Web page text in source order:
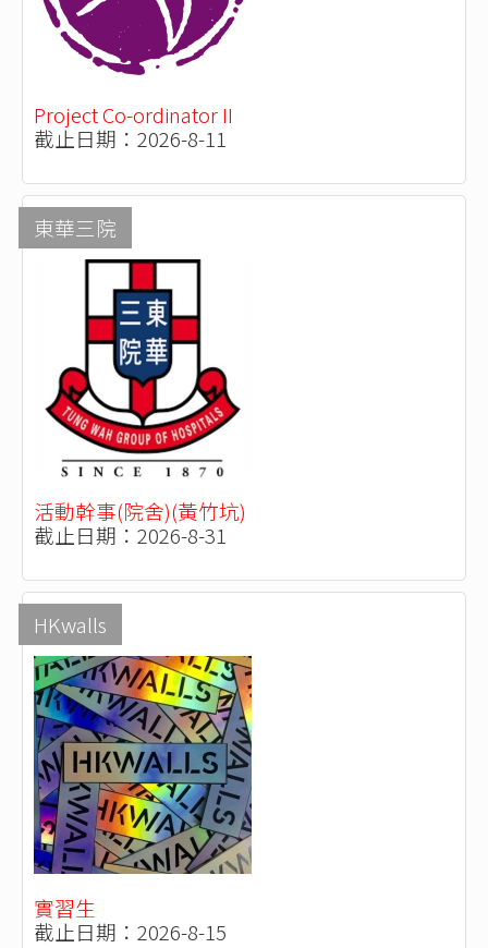
Project Co-ordinator II
截止日期：2026-8-11
東華三院
活動幹事(院舍)(黃竹坑)
截止日期：2026-8-31
HKwalls
實習生
截止日期：2026-8-15